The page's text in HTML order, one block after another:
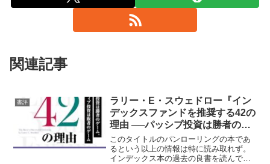
関連記事
書評
ラリー・E・スウェドロー『イン
デックスファンドを推奨する42の
理由 ──パッシブ投資は勝者のゲ
ーム、アクティブ投資は敗者のゲ
ーム』★★
このタイトルのパンローリングの本であ
るという以上の情報は特に読み取れず。
インデックス本の過去の良書を読んでい